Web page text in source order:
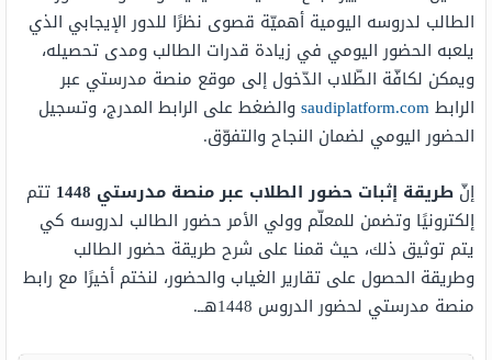
الطالب لدروسه اليومية أهميّة قصوى نظرًا للدور الإيجابي الذي
يلعبه الحضور اليومي في زيادة قدرات الطالب ومدى تحصيله،
ويمكن لكافّة الطّلاب الدّخول إلى موقع منصة مدرستي عبر
الرابطsaudiplatform.comوالضغط على الرابط المدرج، وتسجيل
الحضور اليومي لضمان النجاح والتفوّق.
إنّ طريقة إثبات حضور الطلاب عبر منصة مدرستي 1448
تتم
إلكترونيًا وتضمن للمعلّم وولي الأمر حضور الطالب لدروسه كي
يتم توثيق ذلك، حيث قمنا على شرح طريقة حضور الطالب
وطريقة الحصول على تقارير الغياب والحضور، لنختم أخيرًا مع رابط
منصة مدرستي لحضور الدروس 1448هــ.